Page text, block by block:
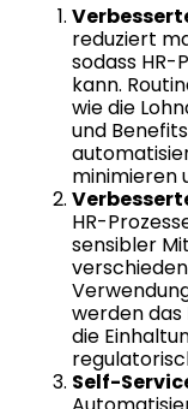
reduziert
sodass
kann.
wie die
und
minimieren
HR-
sensibler
werden das
die
Self-